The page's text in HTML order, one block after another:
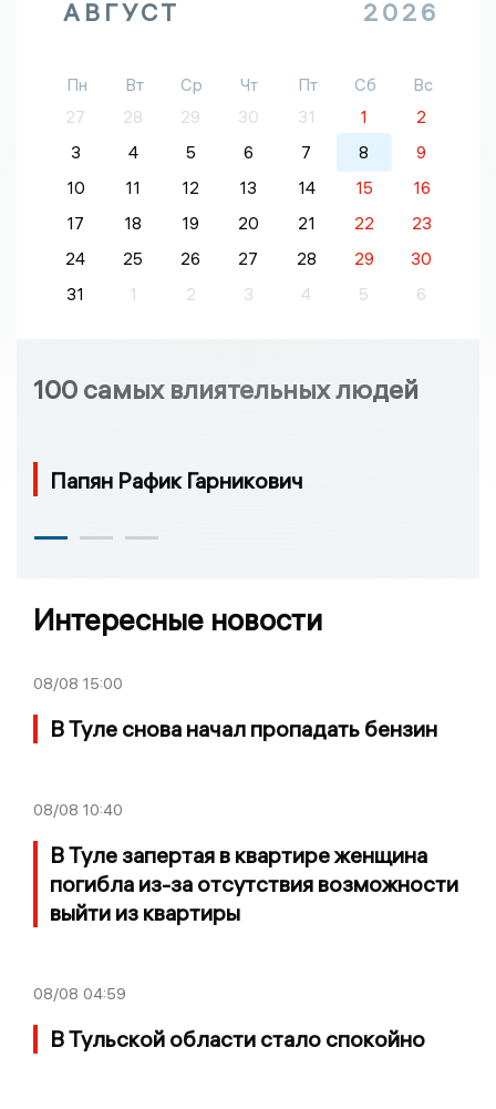
АВГУСТ 2026
Пн Вт Ср Чт Пт Сб
Вс
27
28 29 30 31 1
2
3
4 5 6 7 8
9
10
11 12 13 14 15
16
17
18 19 20 21 22
23
24
25 26 27 28 29
30
31
1 2 3 4 5 6
100 самых влиятельных людей
Папян Рафик Гарникович
Интересные новости
08/08 15:00
В Туле снова начал пропадать бензин
08/08 10:40
В Туле запертая в квартире женщина
погибла из-за отсутствия возможности
выйти из квартиры
08/08 04:59
В Тульской области стало спокойно